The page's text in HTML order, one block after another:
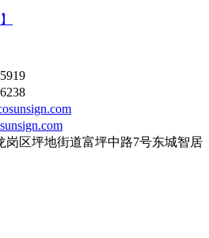
岗区坪地街道富坪中路7号东城智居